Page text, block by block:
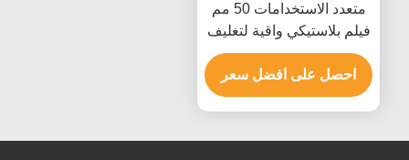
متعدد الاستخدامات 50 مم
فيلم بلاستيكي واقية لتغليف
البليت الأثاث
احصل على افضل سعر